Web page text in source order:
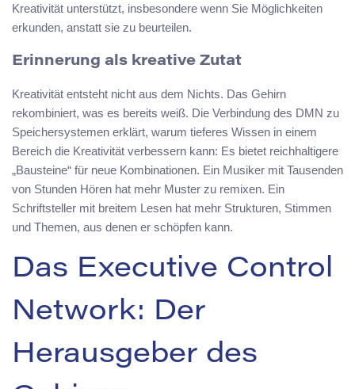
Kreativität unterstützt, insbesondere wenn Sie Möglichkeiten
erkunden, anstatt sie zu beurteilen.
Erinnerung als kreative Zutat
Kreativität entsteht nicht aus dem Nichts. Das Gehirn
rekombiniert, was es bereits weiß. Die Verbindung des DMN zu
Speichersystemen erklärt, warum tieferes Wissen in einem
Bereich die Kreativität verbessern kann: Es bietet reichhaltigere
„Bausteine“ für neue Kombinationen. Ein Musiker mit Tausenden
von Stunden Hören hat mehr Muster zu remixen. Ein
Schriftsteller mit breitem Lesen hat mehr Strukturen, Stimmen
und Themen, aus denen er schöpfen kann.
Das Executive Control
Network: Der
Herausgeber des